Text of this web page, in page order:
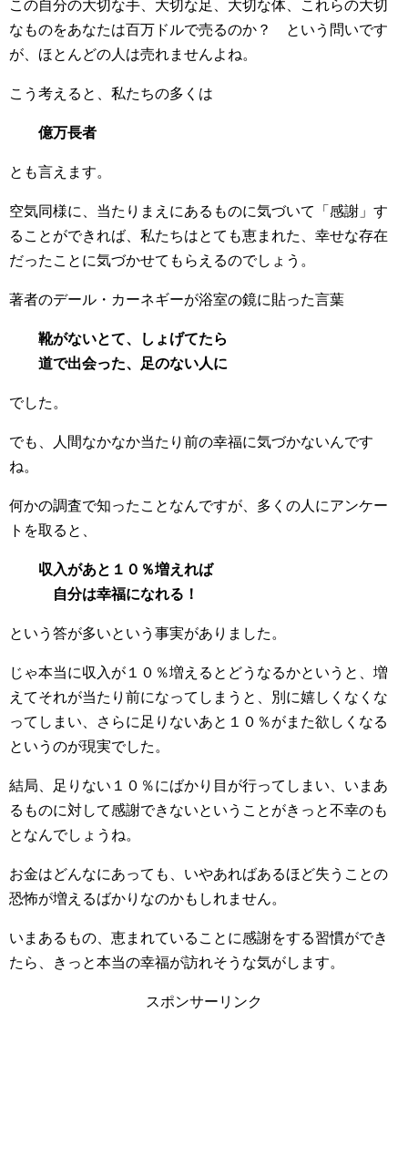
この自分の大切な手、大切な足、大切な体、これらの大切
なものをあなたは百万ドルで売るのか？ という問いです
が、ほとんどの人は売れませんよね。
こう考えると、私たちの多くは
億万長者
とも言えます。
空気同様に、当たりまえにあるものに気づいて「感謝」す
ることができれば、私たちはとても恵まれた、幸せな存在
だったことに気づかせてもらえるのでしょう。
著者のデール・カーネギーが浴室の鏡に貼った言葉
靴がないとて、しょげてたら
道で出会った、足のない人に
でした。
でも、人間なかなか当たり前の幸福に気づかないんです
ね。
何かの調査で知ったことなんですが、多くの人にアンケー
トを取ると、
収入があと１０％増えれば
自分は幸福になれる！
という答が多いという事実がありました。
じゃ本当に収入が１０％増えるとどうなるかというと、増
えてそれが当たり前になってしまうと、別に嬉しくなくな
ってしまい、さらに足りないあと１０％がまた欲しくなる
というのが現実でした。
結局、足りない１０％にばかり目が行ってしまい、いまあ
るものに対して感謝できないということがきっと不幸のも
となんでしょうね。
お金はどんなにあっても、いやあればあるほど失うことの
恐怖が増えるばかりなのかもしれません。
いまあるもの、恵まれていることに感謝をする習慣ができ
たら、きっと本当の幸福が訪れそうな気がします。
スポンサーリンク